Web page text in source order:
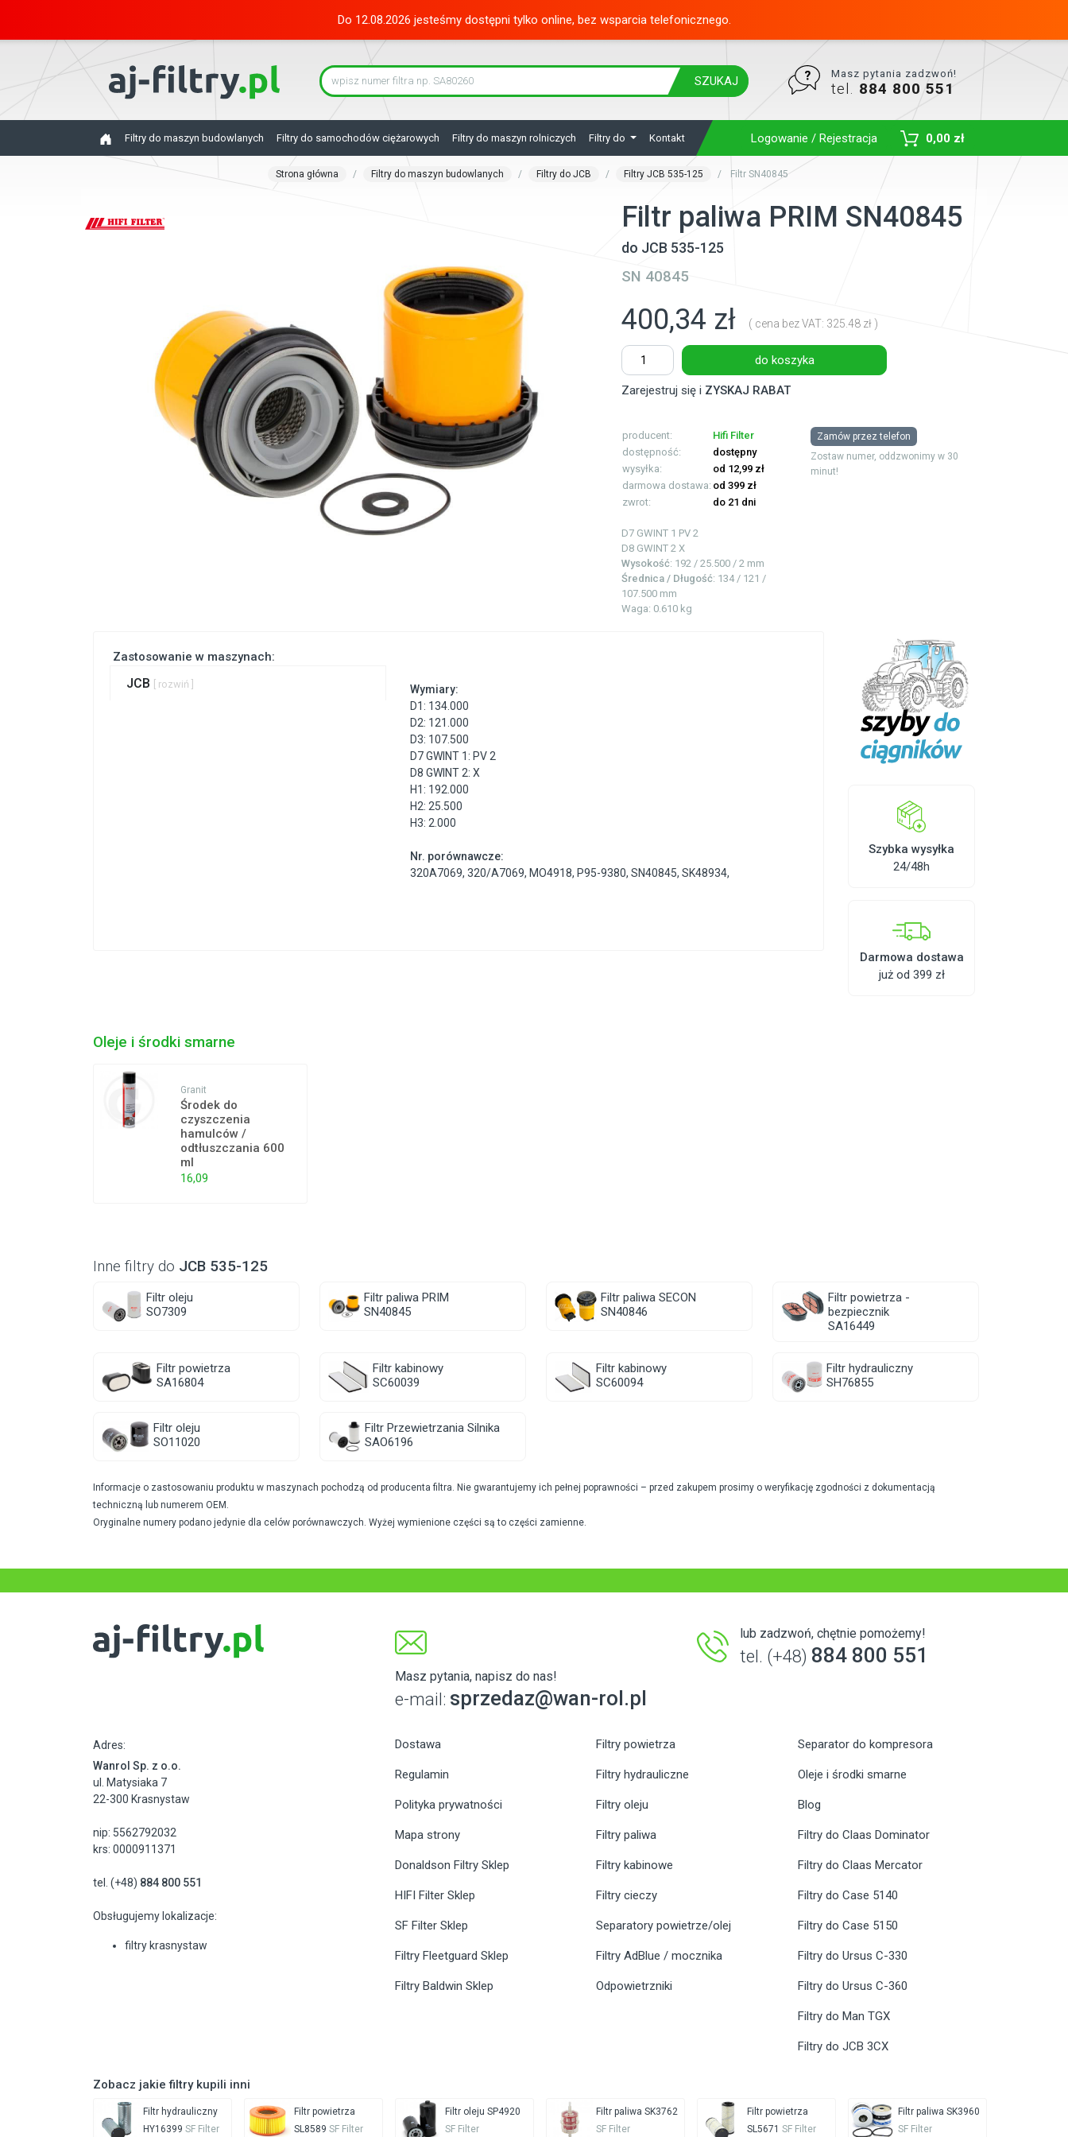
Do 12.08.2026 jesteśmy dostępni tylko online, bez wsparcia telefonicznego.
SZUKAJ
Masz pytania zadzwoń!
tel. 884 800 551
Filtry do maszyn budowlanych Filtry do samochodów ciężarowych Filtry do maszyn rolniczych Filtry do Kontakt Logowanie / Rejestracja 0,00 zł
Strona główna Filtry do maszyn budowlanych Filtry do JCB Filtry JCB 535-125 Filtr SN40845
Filtr paliwa PRIM SN40845
do JCB 535-125
SN 40845
400,34 zł ( cena bez VAT: 325.48 zł )
do koszyka
Zarejestruj się i ZYSKAJ RABAT
producent:
Hifi Filter
dostępność:
dostępny
wysyłka:
od 12,99 zł
darmowa dostawa: od 399 zł
zwrot:
do 21 dni
D7 GWINT 1 PV 2
D8 GWINT 2 X
Wysokość: 192 / 25.500 / 2 mm
Średnica / Długość: 134 / 121 /
107.500 mm
Waga: 0.610 kg
Zamów przez telefon
Zostaw numer, oddzwonimy w 30
minut!
Zastosowanie w maszynach:
JCB [ rozwiń ]
Wymiary:
D1: 134.000
D2: 121.000
D3: 107.500
D7 GWINT 1: PV 2
D8 GWINT 2: X
H1: 192.000
H2: 25.500
H3: 2.000
Nr. porównawcze:
320A7069,320/A7069, MO4918, P95-9380,SN40845,SK48934,
Szybka wysyłka
24/48h
Darmowa dostawa
już od 399 zł
Oleje i środki smarne
Granit
Środek do
czyszczenia
hamulców /
odtłuszczania 600
ml
16,09
Inne filtry do JCB 535-125
Filtr oleju
SO7309
Filtr paliwa PRIM
SN40845
Filtr paliwa SECON
SN40846
Filtr powietrza -
bezpiecznik
SA16449
Filtr powietrza
SA16804
Filtr kabinowy
SC60039
Filtr kabinowy
SC60094
Filtr hydrauliczny
SH76855
Filtr oleju
SO11020
Filtr Przewietrzania Silnika
SAO6196
Informacje o zastosowaniu produktu w maszynach pochodzą od producenta filtra. Nie gwarantujemy ich pełnej poprawności – przed zakupem prosimy o weryfikację zgodności z dokumentacją
techniczną lub numerem OEM.
Oryginalne numery podano jedynie dla celów porównawczych. Wyżej wymienione części są to części zamienne.
Masz pytania, napisz do nas!
e-mail: sprzedaz@wan-rol.pl
lub zadzwoń, chętnie pomożemy!
tel. (+48) 884 800 551
Adres:
Wanrol Sp. z o.o.
ul. Matysiaka 7
22-300 Krasnystaw
nip: 5562792032
krs: 0000911371
tel. (+48) 884 800 551
Obsługujemy lokalizacje:
filtry krasnystaw
Dostawa
Regulamin
Polityka prywatności
Mapa strony
Donaldson Filtry Sklep
HIFI Filter Sklep
SF Filter Sklep
Filtry Fleetguard Sklep
Filtry Baldwin Sklep
Filtry powietrza
Filtry hydrauliczne
Filtry oleju
Filtry paliwa
Filtry kabinowe
Filtry cieczy
Separatory powietrze/olej
Filtry AdBlue / mocznika
Odpowietrzniki
Separator do kompresora
Oleje i środki smarne
Blog
Filtry do Claas Dominator
Filtry do Claas Mercator
Filtry do Case 5140
Filtry do Case 5150
Filtry do Ursus C-330
Filtry do Ursus C-360
Filtry do Man TGX
Filtry do JCB 3CX
Zobacz jakie filtry kupili inni
Filtr hydrauliczny
HY16399 SF Filter
Filtr powietrza
SL8589 SF Filter
Filtr oleju SP4920
SF Filter
Filtr paliwa SK3762
SF Filter
Filtr powietrza
SL5671 SF Filter
Filtr paliwa SK3960
SF Filter